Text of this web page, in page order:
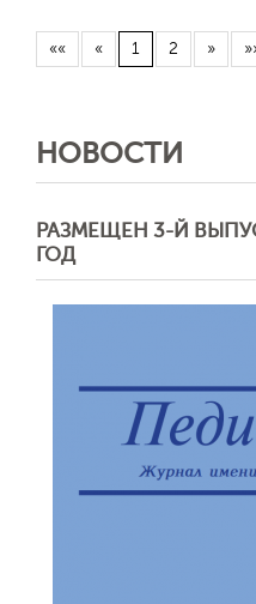
«« « 1 2 »
НОВОСТИ
РАЗМЕЩЕН 3-Й
ГОД